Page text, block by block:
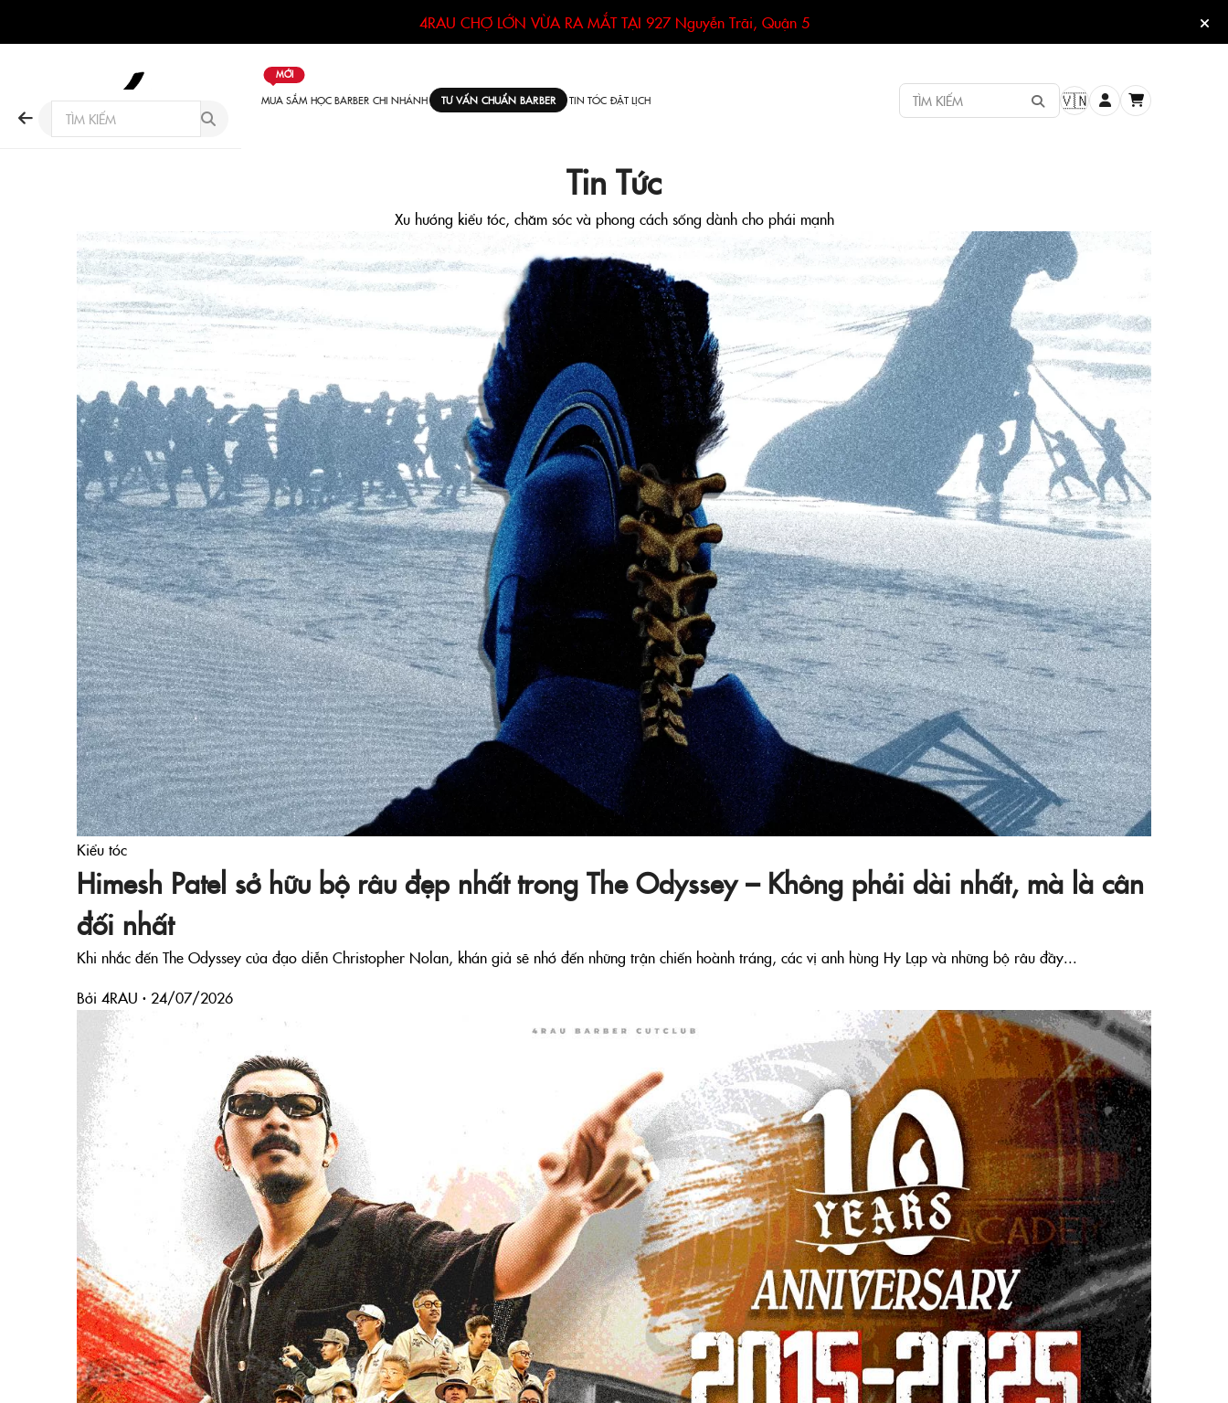
4RAU CHỢ LỚN VỪA RA MẮT TẠI 927 Nguyễn Trãi, Quận 5
MUA SẮM
MỚI
HỌC BARBER CHI NHÁNH TƯ VẤN CHUẨN BARBER TIN TÓC ĐẶT LỊCH
TÌM KIẾM 🇻🇳
Tin Tức
Xu hướng kiểu tóc, chăm sóc và phong cách sống dành cho phái mạnh
Kiểu tóc
Himesh Patel sở hữu bộ râu đẹp nhất trong The Odyssey – Không phải dài nhất, mà là cân
đối nhất
Khi nhắc đến The Odyssey của đạo diễn Christopher Nolan, khán giả sẽ nhớ đến những trận chiến hoành tráng, các vị anh hùng Hy Lạp và những bộ râu đầy...
Bởi 4RAU · 24/07/2026